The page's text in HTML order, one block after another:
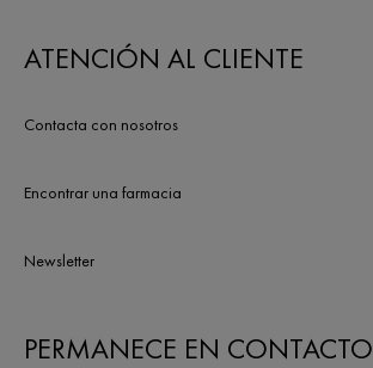
ATENCIÓN AL CLIENTE
Contacta con nosotros
Encontrar una farmacia
Newsletter
PERMANECE EN CONTACTO